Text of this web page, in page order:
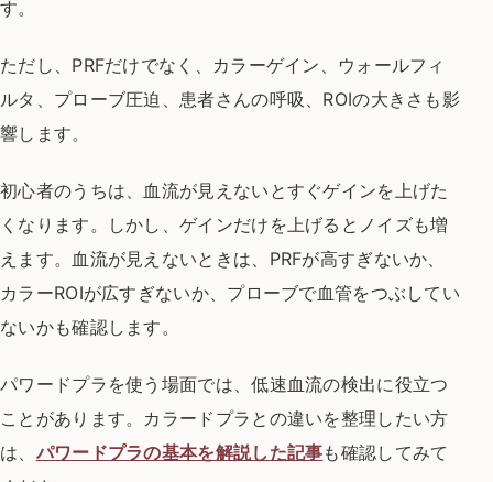
す。
ただし、PRFだけでなく、カラーゲイン、ウォールフィ
ルタ、プローブ圧迫、患者さんの呼吸、ROIの大きさも影
響します。
初心者のうちは、血流が見えないとすぐゲインを上げた
くなります。しかし、ゲインだけを上げるとノイズも増
えます。血流が見えないときは、PRFが高すぎないか、
カラーROIが広すぎないか、プローブで血管をつぶしてい
ないかも確認します。
パワードプラを使う場面では、低速血流の検出に役立つ
ことがあります。カラードプラとの違いを整理したい方
は、 パワードプラの基本を解説した記事も確認してみて